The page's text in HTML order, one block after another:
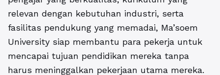
relevan dengan kebutuhan industri, serta
fasilitas pendukung yang memadai, Ma’soem
University siap membantu para pekerja untuk
mencapai tujuan pendidikan mereka tanpa
harus meninggalkan pekerjaan utama mereka.